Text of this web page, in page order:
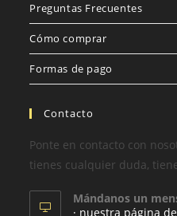
Preguntas Frecuentes
Cómo comprar
Formas de pago
Contacto
Ponte en contacto con
tienes cualquier duda,
Mándanos un
· nuestra página